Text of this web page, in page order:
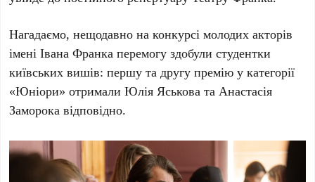
Нагадаємо, нещодавно на конкурсі молодих акторів
іменіІвана Франка перемогу здобули студентки
київських вишів: першу та другу премію у категорії
«Юніори» отрималиЮлія Яськова таАнастасія
Заморока відповідно.